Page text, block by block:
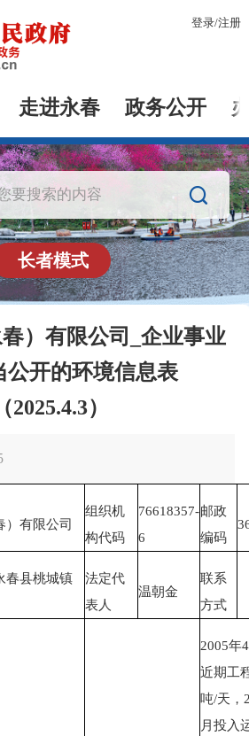
登录/注册
走进永春 政务公开

长者模式
）有限公司_企业事业
公开的环境信息表
（2025.4.3）
）有限公司
组织机
构代码
76618357-
6
邮政
编码
春县桃城镇
法定代
表人
温朝金
联系
方式
2005年
近期工
吨/天，
月投入